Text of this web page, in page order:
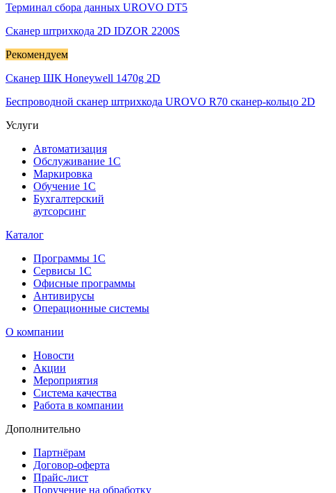
Терминал сбора данных UROVO DT5
Сканер штрихкода 2D IDZOR 2200S
Рекомендуем
Сканер ШК Honeywell 1470g 2D
Беспроводной сканер штрихкода UROVO R70 сканер-кольцо 2D
Услуги
Автоматизация
Обслуживание 1С
Маркировка
Обучение 1С
Бухгалтерский
аутсорсинг
Каталог
Программы 1С
Сервисы 1С
Офисные программы
Антивирусы
Операционные системы
О компании
Новости
Акции
Мероприятия
Система качества
Работа в компании
Дополнительно
Партнёрам
Договор-оферта
Прайс-лист
Поручение на обработку